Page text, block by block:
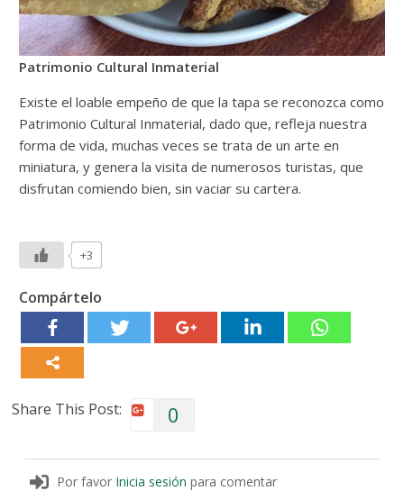
Patrimonio Cultural Inmaterial
Existe el loable empeño de que la tapa se reconozca como
Patrimonio Cultural Inmaterial, dado que, refleja nuestra
forma de vida, muchas veces se trata de un arte en
miniatura, y genera la visita de numerosos turistas, que
disfrutan comiendo bien, sin vaciar su cartera.
+3
Compártelo
Share This Post: 0
Por favor Inicia sesión para comentar